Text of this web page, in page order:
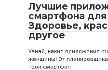
Лучшие
смартфона
Здоровье,
другое
Узнай, какие приложения
женщины! От
твой смартфон